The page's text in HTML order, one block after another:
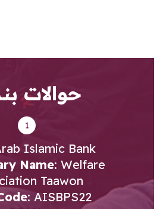
حوالات
1
Islamic Bank
Name: Welfare
Taawon
: AISBPS22